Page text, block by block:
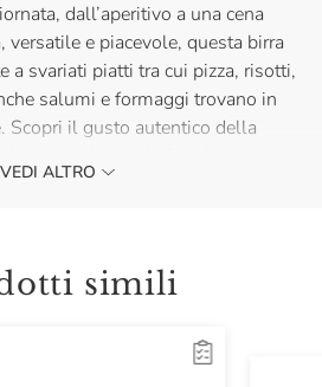
dall’aperitivo a una cena
e piacevole, questa birra
a svariati piatti tra cui pizza, risotti,
salumi e formaggi trovano in
Scopri il gusto autentico della
momenti più belli con Eataly!
VEDI ALTRO
simili